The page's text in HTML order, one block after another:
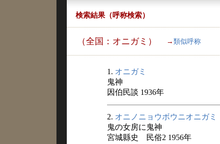
検索結果（呼称検索）
（全国：オニガミ） → 類似呼称
1. オニガミ
鬼神
因伯民談 1936年
2. オニノニョウボウニオニガミ
鬼の女房に鬼神
宮城縣史 民俗2 1956年